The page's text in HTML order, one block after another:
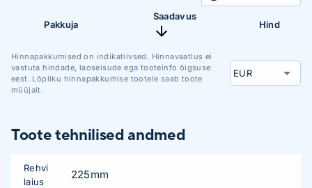
Pakkuja
Saadavus
Hind
Hinnapakkumised on indikatiivsed. Hinnavaatlus ei
vastuta hindade, laoseisude ega tooteinfo õigsuse
eest. Lõpliku hinnapakkumise tootele saab toote
müüjalt.
Toote tehnilised andmed
Rehvi
laius
225mm